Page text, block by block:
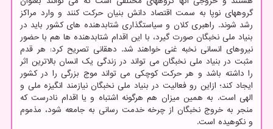
گروههای نوپا به سمت اقتصاد دانش بنیان حرکت کنند و وارد مراکز
رشد شوند. راهبری کلان و سیاستگذاری شتابدهنده های کشور باید در
بنیاد ملی نخبگان صورت گیرد، با این اقدام شتابدهنده ها هم با حضور
نیروهای انسانی نخبه غنی خواهند شد. دهقانی تصریح کرد: هر قدم
مثبت در بنیاد ملی نخبگان می تواند در زندگی یک انسان بالاترین اثر
را داشته باشد و هر حرکت کوچکی می تواند موج بزرگی را در کشور
ایجاد کند؛ ازاین رو فعالیت در بنیاد ملی نخبگان نیازمند انگیزه ملی و
الهی است. به همین میزان هم هرگونه اشتباه و یا اقدام نادرست که
منجر به خروج نخبگان از چرخه خدمت رسانی به جامعه شود، مذموم
و نکوهیده است.